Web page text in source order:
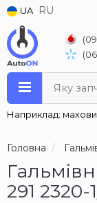
UA RU
Яку
Наприклад:
Головна
291 2320-